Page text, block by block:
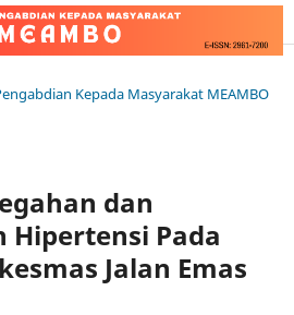
Kepada Masyarakat MEAMBO
dan
Hipertensi Pada
Jalan Emas